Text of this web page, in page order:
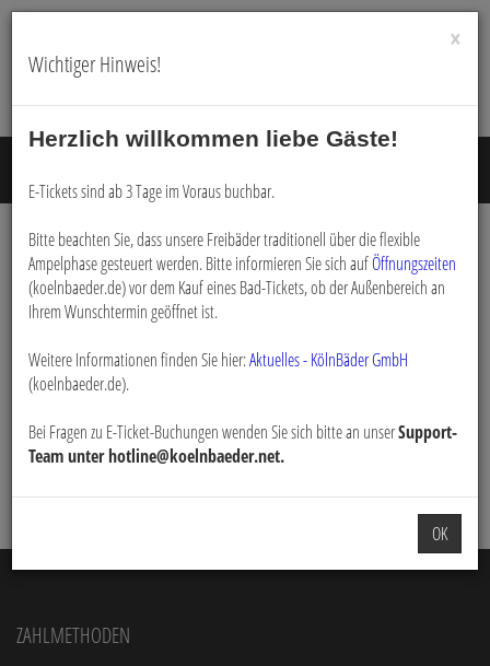
E-Tickets - Chorweilerbad -
Tagesauswahl
E-Tickets Filialauswahl (Chorweilerbad) Tagesauswahl
Zahlmethoden
×
Wichtiger Hinweis!
Herzlich willkommen liebe Gäste!
E-Tickets sind ab 3 Tage im Voraus buchbar.
Bitte beachten Sie, dass unsere Freibäder traditionell über die flexible
Ampelphase gesteuert werden. Bitte informieren Sie sich aufÖffnungszeiten
(koelnbaeder.de) vor dem Kauf eines Bad-Tickets, ob der Außenbereich an
Ihrem Wunschtermin geöffnet ist.
Weitere Informationen finden Sie hier:Aktuelles - KölnBäder GmbH
(koelnbaeder.de).
Bei Fragen zu E-Ticket-Buchungen wenden Sie sich bitte an unserSupport-
Team unter hotline@koelnbaeder.net.
OK